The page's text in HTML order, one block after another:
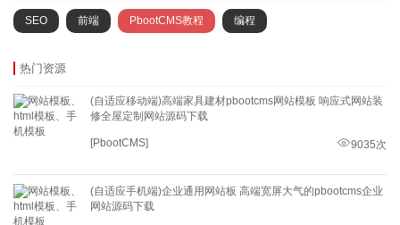
SEO 前端 PbootCMS教程 编程
热门资源
(自适应移动端)高端家具建材pbootcms网站模板 响应式网站装
修全屋定制网站源码下载
[PbootCMS] 9035次
(自适应手机端)企业通用网站板 高端宽屏大气的pbootcms企业
网站源码下载